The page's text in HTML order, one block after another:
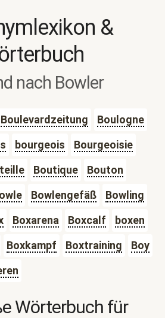
&
nach Bowler
Boulevardzeitung
Boulogne
bourgeois
Bourgeoisie
Boutique
Bouton
Bowlengefäß
Bowling
Boxarena Boxcalf
boxen
Boxkampf Boxtraining
Boy
Wörterbuch für